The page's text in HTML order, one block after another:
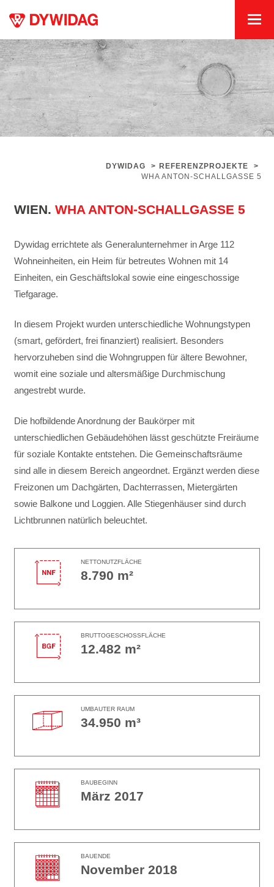
DYWIDAG > REFERENZPROJEKTE
>
WHA ANTON-SCHALLGASSE 5
WIEN.WHA ANTON-SCHALLGASSE 5
Dywidag errichtete als Generalunternehmer in Arge 112
Wohneinheiten, ein Heim für betreutes Wohnen mit 14
Einheiten, ein Geschäftslokal sowie eine eingeschossige
Tiefgarage.
In diesem Projekt wurden unterschiedliche Wohnungstypen
(smart, gefördert, frei finanziert) realisiert. Besonders
hervorzuheben sind die Wohngruppen für ältere Bewohner,
womit eine soziale und altersmäßige Durchmischung
angestrebt wurde.
Die hofbildende Anordnung der Baukörper mit
unterschiedlichen Gebäudehöhen lässt geschützte Freiräume
für soziale Kontakte entstehen. Die Gemeinschaftsräume
sind alle in diesem Bereich angeordnet. Ergänzt werden diese
Freizonen um Dachgärten, Dachterrassen, Mietergärten
sowie Balkone und Loggien. Alle Stiegenhäuser sind durch
Lichtbrunnen natürlich beleuchtet.
NETTONUTZFLÄCHE
8.790 m²
BRUTTOGESCHOSSFLÄCHE
12.482 m²
UMBAUTER RAUM
34.950 m³
BAUBEGINN
März 2017
BAUENDE
November 2018